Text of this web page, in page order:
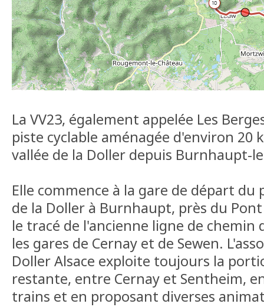
La VV23, également appelée Les
piste cyclable aménagée d'environ 20
vallée de la Doller depuis Burnhaupt-
Elle commence à la gare de départ
de la Doller à Burnhaupt, près du
le tracé de l'ancienne ligne de chemin
les gares de Cernay et de Sewen.
Doller Alsace exploite toujours la
restante, entre Cernay et Sentheim,
trains et en proposant diverses